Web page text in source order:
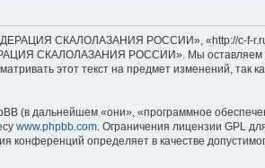
СКАЛОЛАЗАНИЯ РОССИИ», «http://c-f-r.ru/
СКАЛОЛАЗАНИЯ РОССИИ». Мы оставляем
этот текст на предмет изменений,
дальнейшем «они», «программное
www.phpbb.com . Ограничения лицензии GPL
определяет в качестве